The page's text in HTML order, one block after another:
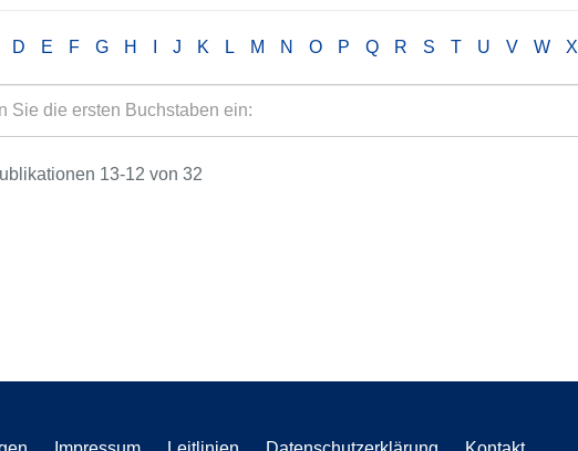
D E F G H J K L M N O P Q R S T U V W X
13-12 von 32